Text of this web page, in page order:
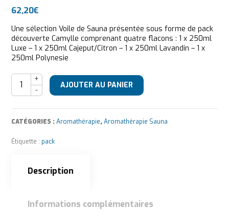
62,20€
Une sélection Voile de Sauna présentée sous forme de pack
découverte Camylle comprenant quatre flacons : 1 x 250ml
Luxe – 1 x 250ml Cajeput/Citron – 1 x 250ml Lavandin – 1 x
250ml Polynesie
quantité de Camylle Pack Sauna ( Luxe - Cajeput /Citron -
AJOUTER AU PANIER
CATÉGORIES :Aromathérapie,Aromathérapie Sauna
Étiquette : pack
Description
Informations complémentaires